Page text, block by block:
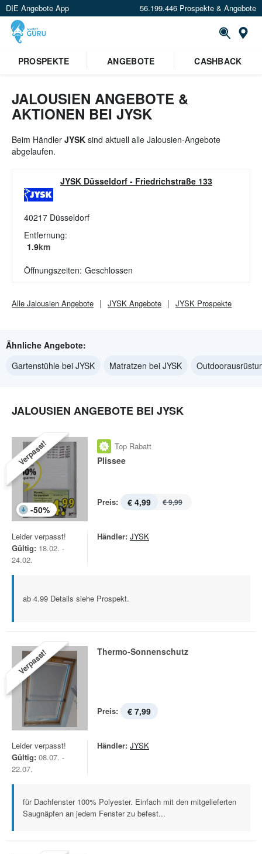
DIE Angebote App 56.199.446 Prospekte & Angebote
Standort festlegen
PROSPEKTE ANGEBOTE CASHBACK
JALOUSIEN ANGEBOTE &
AKTIONEN BEI JYSK
Beim Händler JYSK sind aktuell alle Jalousien-Angebote
abgelaufen.
JYSK Düsseldorf - Friedrichstraße 133
40217 Düsseldorf
Entfernung:
1.9km
Öffnungszeiten: Geschlossen
Alle Jalousien Angebote JYSK Angebote JYSK Prospekte
Ähnliche Angebote:
Gartenstühle bei JYSK
Matratzen bei JYSK
JALOUSIEN ANGEBOTE BEI JYSK
Verpasst!
-50%
Top Rabatt
Plissee
Preis: € 4,99 € 9,99
Leider verpasst!
Gültig: 18.02. -
24.02.
Händler: JYSK
ab 4.99 Details siehe Prospekt.
Verpasst! Thermo-Sonnenschutz
Preis: € 7,99
Leider verpasst!
Gültig: 08.07. -
22.07.
Händler: JYSK
für Dachfenster 100% Polyester. Einfach mit den mitgelieferten
Saugnäpfen an jedem Fenster zu befest...